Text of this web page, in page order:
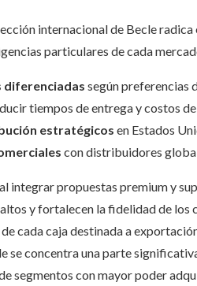
internacional de Becle
particulares de cada
diferenciadas según preferencias
tiempos de entrega y costos
estratégicos en Estados
con distribuidores
integrar propuestas premium y
y fortalecen la fidelidad de los
cada caja destinada a
se concentra una parte
segmentos con mayor poder